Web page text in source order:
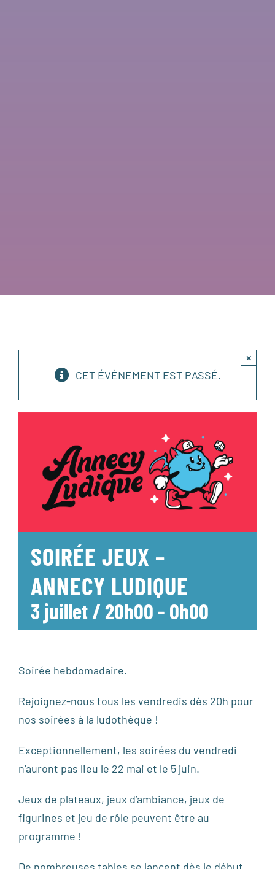
CET ÉVÈNEMENT EST PASSÉ.
×
SOIRÉE JEUX –
ANNECY LUDIQUE
3 juillet / 20h00- 0h00
Soirée hebdomadaire.
Rejoignez-nous tous les vendredis dès 20h pour
nos soirées à la ludothèque !
Exceptionnellement, les soirées du vendredi
n’auront pas lieu le 22 mai et le 5 juin.
Jeux de plateaux, jeux d’ambiance, jeux de
figurines et jeu de rôle peuvent être au
programme !